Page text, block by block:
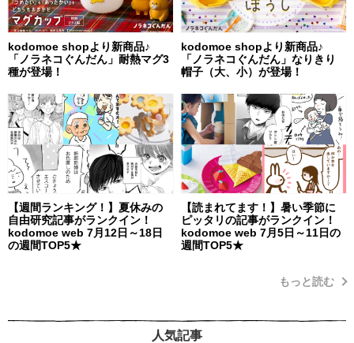
kodomoe shopより新商品♪
「ノラネコぐんだん」耐熱マグ3
種が登場！
kodomoe shopより新商品♪
「ノラネコぐんだん」なりきり
帽子（大、小）が登場！
【週間ランキング！】夏休みの
自由研究記事がランクイン！
kodomoe web 7月12日～18日
の週間TOP5★
【読まれてます！】暑い季節に
ピッタリの記事がランクイン！
kodomoe web 7月5日～11日の
週間TOP5★
もっと読む
人気記事